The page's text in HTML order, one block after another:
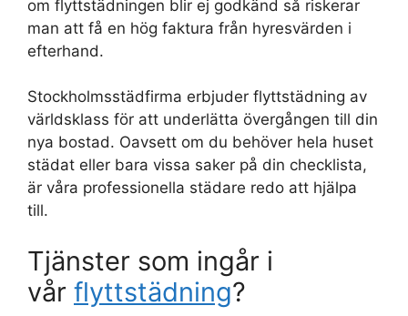
om flyttstädningen blir ej godkänd så riskerar
man att få en hög faktura från hyresvärden i
efterhand.
Stockholmsstädfirma erbjuder flyttstädning av
världsklass för att underlätta övergången till din
nya bostad. Oavsett om du behöver hela huset
städat eller bara vissa saker på din checklista,
är våra professionella städare redo att hjälpa
till.
Tjänster som ingår i
vår flyttstädning?